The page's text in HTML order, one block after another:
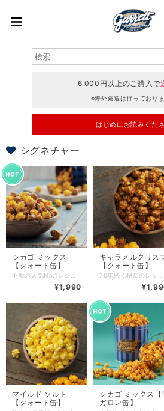
6,000円以上のご購入で
※海外発送は行っておりま
はじめにお読みくだ
シグネチャー
シカゴ ミックス
【クォート缶】
¥1,990
キャラメルクリス
【クォート缶】
マイルド ソルト
【クォート缶】
シカゴ ミックス【1
ガロン缶】